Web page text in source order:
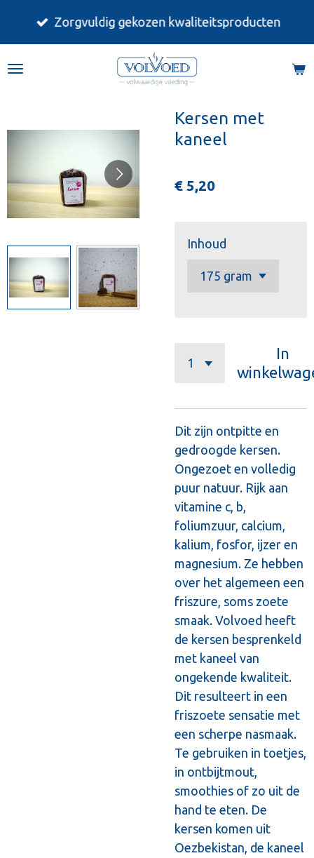
de
Zorgvuldig gekozen kwaliteitsproducten
Kersen met
kaneel
€ 5,20
Inhoud
In
Dit zijn ontpitte en
gedroogde kersen.
Ongezoet en volledig
puur natuur. Rijk aan
vitamine c, b,
foliumzuur, calcium,
kalium, fosfor, ijzer en
magnesium. Ze hebben
over het algemeen een
friszure, soms zoete
smaak. Volvoed heeft
de kersen besprenkeld
met kaneel van
ongekende kwaliteit.
Dit resulteert in een
friszoete sensatie met
een scherpe nasmaak.
Te gebruiken in toetjes,
in ontbijtmout,
smoothies of zo uit de
hand te eten. De
kersen komen uit
Oezbekistan, de kaneel